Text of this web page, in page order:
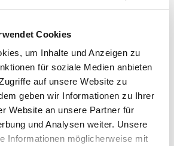
Cookies
um Inhalte und Anzeigen zu
für soziale Medien anbieten
auf unsere Website zu
geben wir Informationen zu Ihrer
Website an unsere Partner für
und Analysen weiter. Unsere
Informationen möglicherweise mit
waren außerdem nominiert:
Die Ausweichschule (park x
ë (Wallstein Verlag), Thomas
(Verlag Kiepenheuer & Witsch),
gehen die Mädchen in den
in die Luft (Ecco Verlag),
Wachs (Berenberg Verlag).